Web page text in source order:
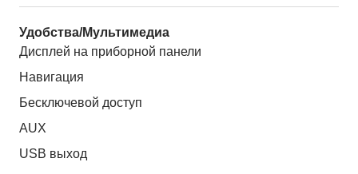
Удобства/Мультимедиа
Дисплей на приборной панели
Навигация
Бесключевой доступ
AUX
USB выход